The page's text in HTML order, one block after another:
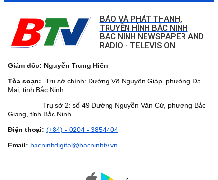
BÁO VÀ PHÁT THANH,
TRUYỀN HÌNH BẮC NINH
BAC NINH NEWSPAPER AND
RADIO - TELEVISION
Giám đốc: Nguyễn Trung Hiền
Tòa soạn: Trụ sở chính: Đường Võ Nguyên Giáp, phường Đa
Mai, tỉnh Bắc Ninh.
Trụ sở 2: số 49 Đường Nguyễn Văn Cừ, phường Bắc
Giang, tỉnh Bắc Ninh
Điện thoại: (+84) - 0204 - 3854404
Email: bacninhdigital@bacninhtv.vn